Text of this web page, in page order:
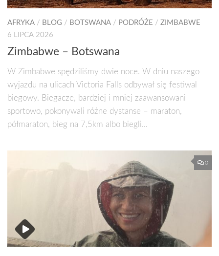
AFRYKA / BLOG / BOTSWANA / PODRÓŻE / ZIMBABWE
6 LIPCA 2026
Zimbabwe – Botswana
W Zimbabwe spędziliśmy dwie noce. W dniu naszego
wyjazdu na ulicach Victoria Falls odbywał się festiwal
biegowy. Biegacze, bardziej i mniej zaawansowani
sportowo, pokonywali różne dystanse – maraton,
półmaraton, bieg na 7,5km albo biegli...
0